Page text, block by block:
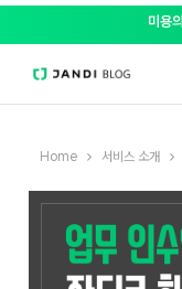
미용
Home 서비스 소개